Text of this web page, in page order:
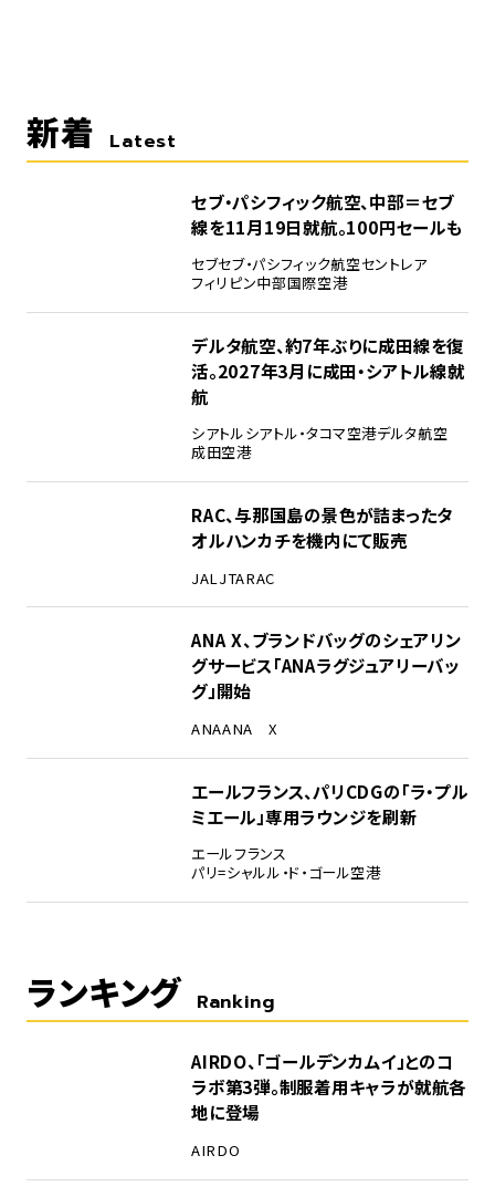
新着 Latest
セブ・パシフィック航空、中部＝セブ
線を11月19日就航。100円セールも
セブセブ・パシフィック航空セントレア
フィリピン中部国際空港
デルタ航空、約7年ぶりに成田線を復
活。2027年3月に成田・シアトル線就
航
シアトルシアトル・タコマ空港デルタ航空
成田空港
RAC、与那国島の景色が詰まったタ
オルハンカチを機内にて販売
JAL JTARAC
ANA X、ブランドバッグのシェアリン
グサービス「ANAラグジュアリーバッ
グ」開始
ANAANA X
エールフランス、パリCDGの「ラ・プル
ミエール」専用ラウンジを刷新
エールフランス
パリ=シャルル・ド・ゴール空港
ランキング Ranking
AIRDO、「ゴールデンカムイ」とのコ
ラボ第3弾。制服着用キャラが就航各
地に登場
AIRDO